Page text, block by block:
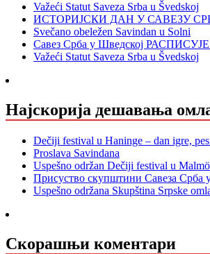
Važeći Statut Saveza Srba u Švedskoj
ИСТОРИЈСКИ ДАН У САВЕЗУ
Svečano obeležen Savindan u Solni
Савез Срба у Шведској
Važeći Statut Saveza Srba u Švedskoj
Најскорија дешавања
Dečiji festival u Haninge – dan igre,
Proslava Savindana
Uspešno održan Dečiji festival u
Присуство скупштини Савеза Срба
Uspešno održana Skupština Srpske
Скорашњи коментари